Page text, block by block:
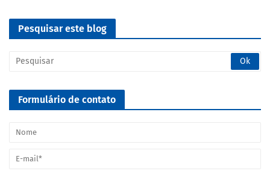
Pesquisar este blog
Formulário de contato